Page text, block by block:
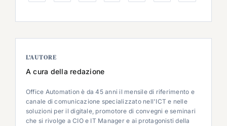
L’AUTORE
A cura della redazione
Office Automation è da 45 anni il mensile di riferimento e
canale di comunicazione specializzato nell'ICT e nelle
soluzioni per il digitale, promotore di convegni e seminari
che si rivolge a CIO e IT Manager e ai protagonisti della